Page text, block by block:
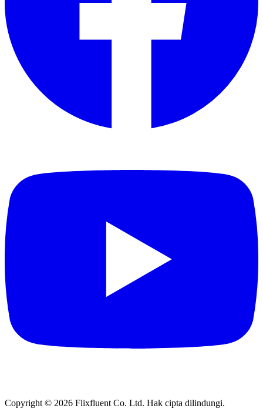
Copyright © 2026 Flixfluent Co. Ltd. Hak cipta dilindungi.